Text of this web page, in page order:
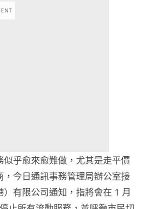
似乎愈來愈難做，尤其是走平價
，今日通訊事務管理局辦公室接
有限公司通知，指將會在 1 月